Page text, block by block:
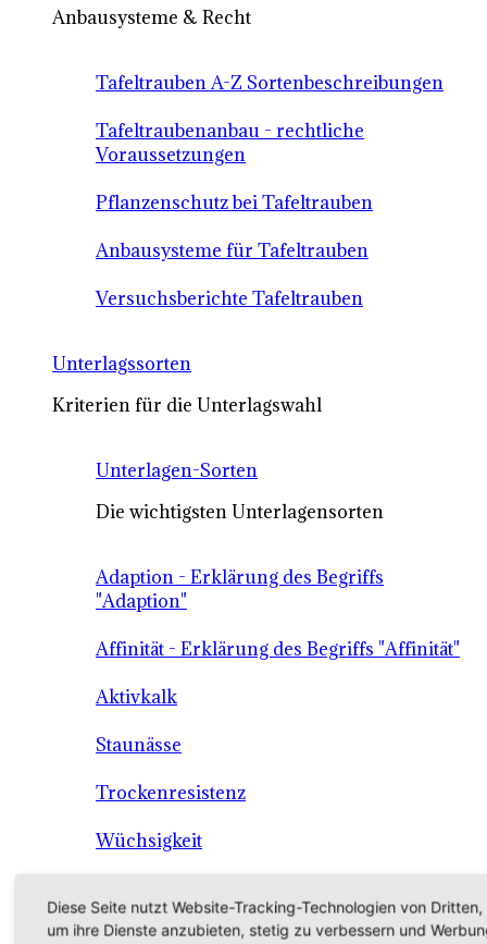
Anbausysteme & Recht
Tafeltrauben A-Z Sortenbeschreibungen
Tafeltraubenanbau - rechtliche
Voraussetzungen
Pflanzenschutz bei Tafeltrauben
Anbausysteme für Tafeltrauben
Versuchsberichte Tafeltrauben
Unterlagssorten
Kriterien für die Unterlagswahl
Unterlagen-Sorten
Die wichtigsten Unterlagensorten
Adaption - Erklärung des Begriffs
"Adaption"
Affinität - Erklärung des Begriffs "Affinität"
Aktivkalk
Staunässe
Trockenresistenz
Wüchsigkeit
Qualitätssicherung
Diese Seite nutzt Website-Tracking-Technologien von Dritten,
um ihre Dienste anzubieten, stetig zu verbessern und